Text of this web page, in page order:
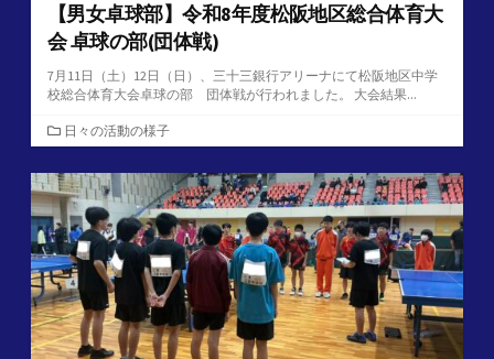
【男女卓球部】令和8年度松阪地区総合体育大
会 卓球の部(団体戦)
7月11日（土）12日（日）、三十三銀行アリーナにて松阪地区中学
校総合体育大会卓球の部 団体戦が行われました。 大会結果...
カ
テ
ゴ
リ
ー
日々の活動の様子